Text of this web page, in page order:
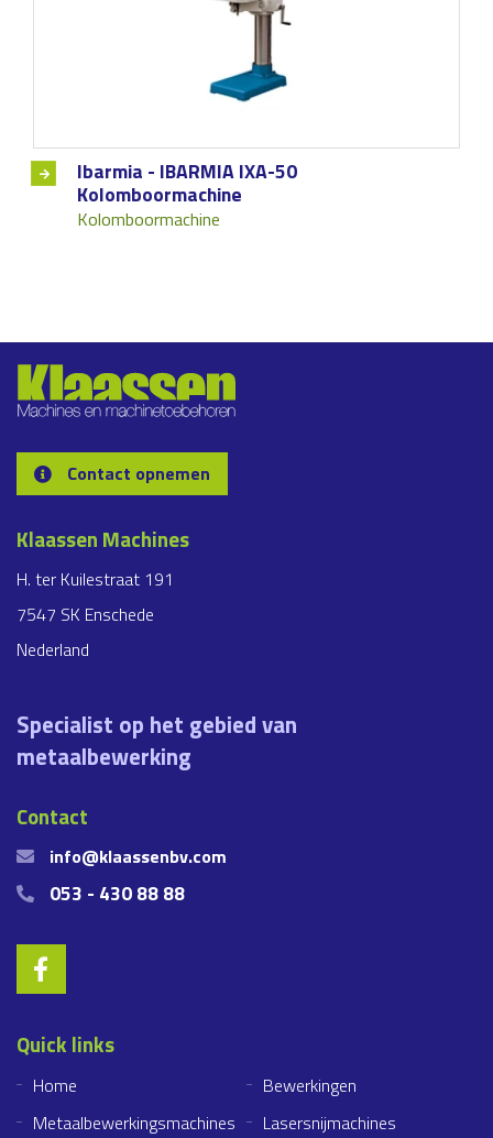
Ibarmia - IBARMIA IXA-50
Kolomboormachine
Kolomboormachine
Contact opnemen
Klaassen Machines
H. ter Kuilestraat 191
7547 SK Enschede
Nederland
Specialist op het gebied van
metaalbewerking
Contact
info@klaassenbv.com
053 - 430 88 88
Quick links
Home
Bewerkingen
Metaalbewerkingsmachines
Lasersnijmachines